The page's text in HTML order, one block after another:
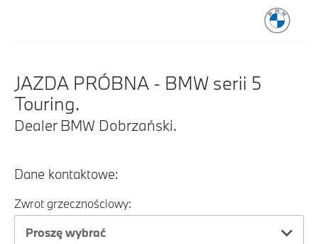
JAZDA PRÓBNA - BMW serii 5
Touring.
Dealer BMW Dobrzański.
Dane kontaktowe:
Zwrot grzecznościowy:
Proszę wybrać